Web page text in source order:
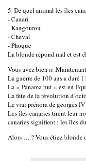
5. De quel animal les îles
- Canari
- Kangourou
- Cheval
- Phoque
La blonde répond mal et est
Vous avez bien ri
La guerre de 100 ans a duré
La « Panama hut » est en
La fête de la révolution
Le vrai prénom de georges
Les îles canaries tirent leur
canaries signifient : les îles
Alors … ? Vous étiez blonde